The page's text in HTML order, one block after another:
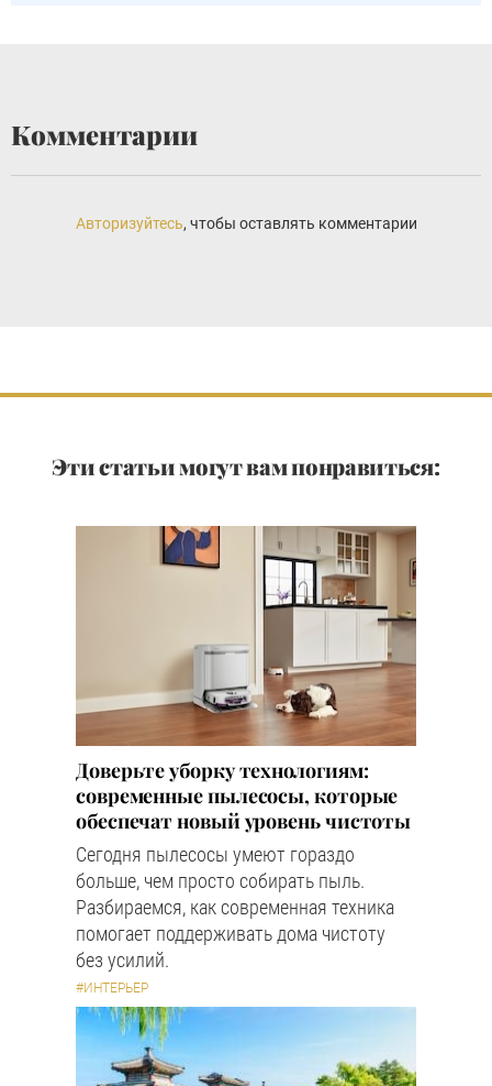
Комментарии
Авторизуйтесь, чтобы оставлять комментарии
Эти статьи могут вам понравиться:
Доверьте уборку технологиям:
современные пылесосы, которые
обеспечат новый уровень чистоты
Сегодня пылесосы умеют гораздо
больше, чем просто собирать пыль.
Разбираемся, как современная техника
помогает поддерживать дома чистоту
без усилий.
#ИНТЕРЬЕР